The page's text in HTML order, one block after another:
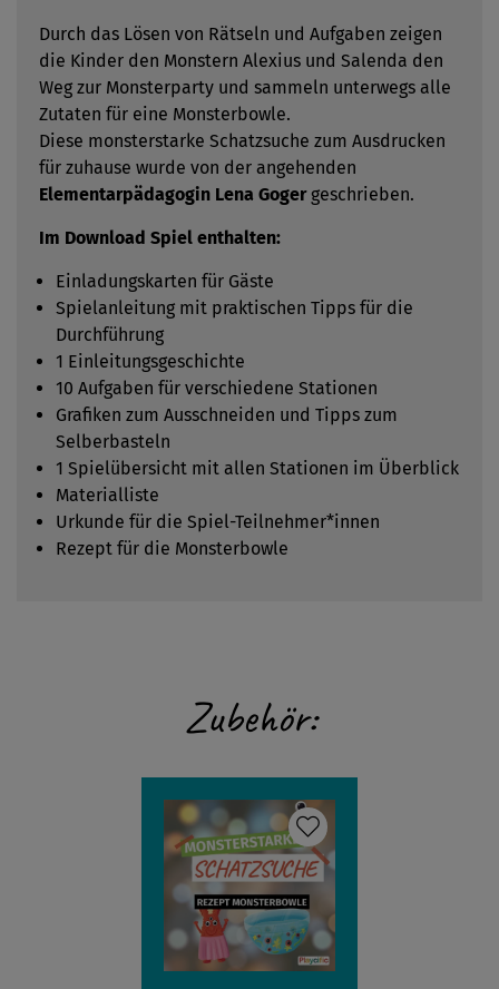
Durch das Lösen von Rätseln und Aufgaben zeigen
die Kinder den Monstern Alexius und Salenda den
Weg zur Monsterparty und sammeln unterwegs alle
Zutaten für eine Monsterbowle.
Diese monsterstarke Schatzsuche zum Ausdrucken
für zuhause wurde von der angehenden
Elementarpädagogin Lena Gogergeschrieben.
Im Download Spiel enthalten:
Einladungskarten für Gäste
Spielanleitung mit praktischen Tipps für die
Durchführung
1 Einleitungsgeschichte
10 Aufgaben für verschiedene Stationen
Grafiken zum Ausschneiden und Tipps zum
Selberbasteln
1 Spielübersicht mit allen Stationen im Überblick
Materialliste
Urkunde für die Spiel-Teilnehmer*innen
Rezept für die Monsterbowle
Zubehör: